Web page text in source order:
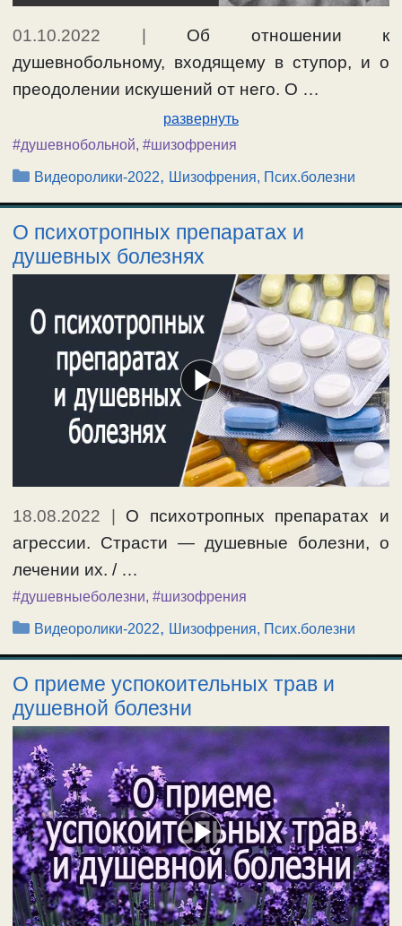
01.10.2022
Об отношении к
душевнобольному, входящему в ступор, и о
преодолении искушений от него. О …
развернуть
#душевнобольной, #шизофрения
Рубрики
Видеоролики-2022, Шизофрения, Псих.болезни
О психотропных препаратах и
душевных болезнях
18.08.2022
О психотропных препаратах и
агрессии. Страсти — душевные болезни, о
лечении их. / …
#душевныеболезни, #шизофрения
Рубрики
Видеоролики-2022, Шизофрения, Псих.болезни
О приеме успокоительных трав и
душевной болезни